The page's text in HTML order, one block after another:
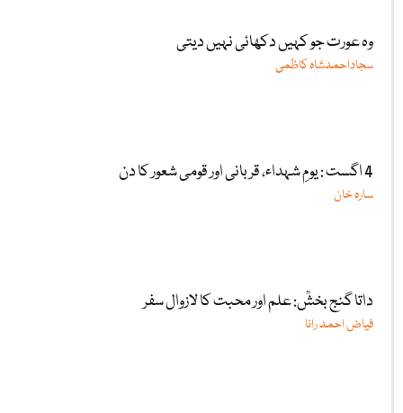
وہ عورت جو کہیں دکھائی نہیں دیتی
سجاداحمدشاہ کاظمی
4 اگست : یومِ شہداء، قربانی اور قومی شعور کا دن
سارہ خان
داتا گنج بخشؒ: علم اور محبت کا لازوال سفر
فیاض احمد رانا